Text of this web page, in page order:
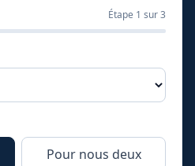
Étape 1 sur 3
Pour nous deux